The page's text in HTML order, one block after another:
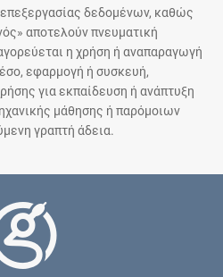
δεδομένων, καθώς
αποτελούν πνευματική
η χρήση ή αναπαραγωγή
εφαρμογή ή συσκευή,
για εκπαίδευση ή ανάπτυξη
μάθησης ή παρόμοιων
γραπτή άδεια.